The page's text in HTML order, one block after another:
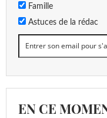
Famille
Astuces de la rédac
EN CE